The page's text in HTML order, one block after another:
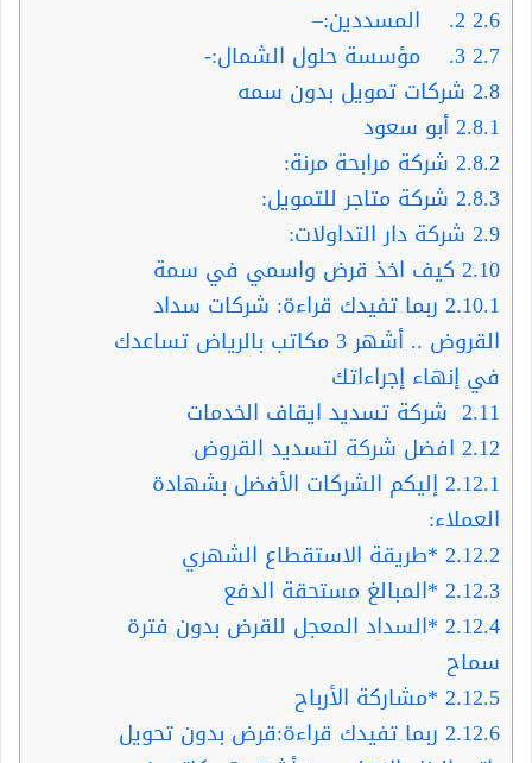
2.6
2.7
2.8 شركات تمويل بدون سمه
2.8.1أبو سعود
2.8.2 شركة مرابحة مرنة:
2.8.3 شركة متاجر للتمويل:
2.9 شركة دار التداولات:
2.10 كيف اخذ قرض واسمي في سمة
2.10.1 ربما تفيدك قراءة: شركات سداد
القروض .. أشهر 3 مكاتب بالرياض تساعدك
في إنهاء إجراءاتك
2.11 شركة تسديد ايقاف الخدمات
2.12 افضل شركة لتسديد القروض
2.12.1 إليكم الشركات الأفضل بشهادة
العملاء:
2.12.2 *طريقة الاستقطاع الشهري
2.12.3 *المبالغ مستحقة الدفع
2.12.4 *السداد المعجل للقرض بدون فترة
سماح
2.12.5 *مشاركة الأرباح
2.12.6 ربما تفيدك قراءة:قرض بدون تحويل